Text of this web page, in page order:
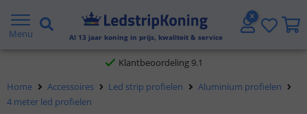
Menu Al 13 jaar koning in prijs, kwaliteit & service
Gratis verzending vanaf € 20,- NL en BE
Klantbeoordeling 9.1
Voor 23:45 uur besteld,morgen in huis
Home Accessoires Led strip profielen
Aluminium profielen
4 meter led profielen